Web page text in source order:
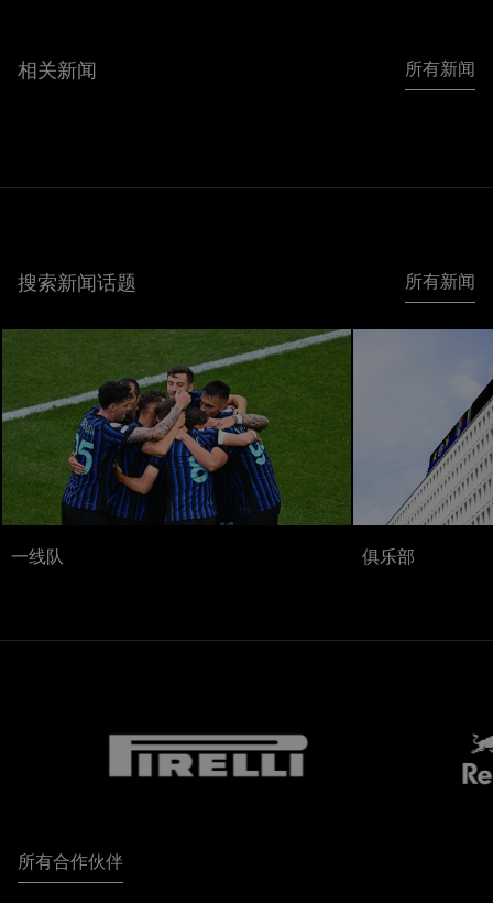
相关新闻 所有新闻
搜索新闻话题 所有新闻
一线队 俱乐部
所有合作伙伴